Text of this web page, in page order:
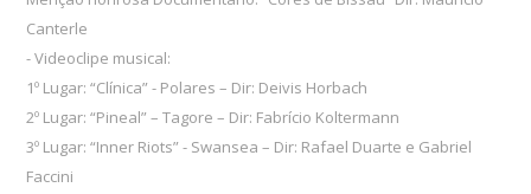
Canterle
- Videoclipe musical:
1º Lugar: “Clínica” - Polares – Dir: Deivis Horbach
2º Lugar: “Pineal” – Tagore – Dir: Fabrício Koltermann
3º Lugar: “Inner Riots” - Swansea – Dir: Rafael Duarte e Gabriel
Faccini